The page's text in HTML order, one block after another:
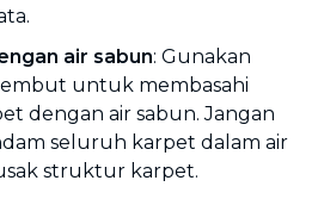
air sabun: Gunakan
untuk membasahi
dengan air sabun. Jangan
seluruh karpet dalam air
struktur karpet.